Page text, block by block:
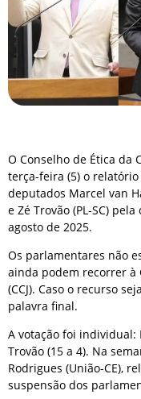
O Conselho de Ética da
terça-feira (5) o
deputados Marcel van
e Zé Trovão (PL-SC)
agosto de 2025.
Os parlamentares não
ainda podem recorrer à
(CCJ). Caso o recurso
palavra final.
A votação foi individual:
Trovão (15 a 4). Na
Rodrigues (União-CE),
suspensão dos